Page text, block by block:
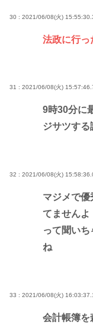
30 : 2021/06/08(火)
法政に行っ
31 : 2021/06/08(火)
9時30分に
ジサツする
32 : 2021/06/08(火)
マジメで優
てませんよ
って聞い
ね
33 : 2021/06/08(火)
会計帳簿を